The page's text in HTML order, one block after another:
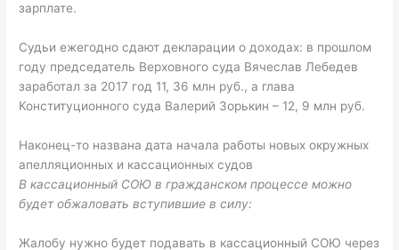
зарплате.
Судьи ежегодно сдают декларации о доходах: в прошлом
году председатель Верховного суда Вячеслав Лебедев
заработал за 2017 год 11, 36 млн руб., а глава
Конституционного суда Валерий Зорькин – 12, 9 млн руб.
Наконец-то названа дата начала работы новых окружных
апелляционных и кассационных судов
В кассационный СОЮ в гражданском процессе можно
будет обжаловать вступившие в силу:
Жалобу нужно будет подавать в кассационный СОЮ через